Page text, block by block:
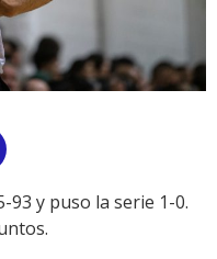
Linky puso la serie 1-0.